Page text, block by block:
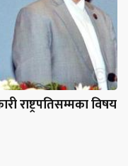
राष्ट्रपतिसम्मका विषय